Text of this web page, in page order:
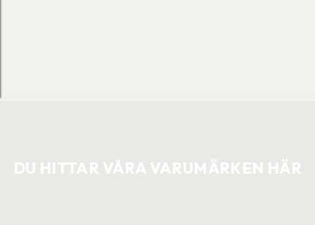
DU HITTAR VÅRA VARUMÄRKEN HÄR